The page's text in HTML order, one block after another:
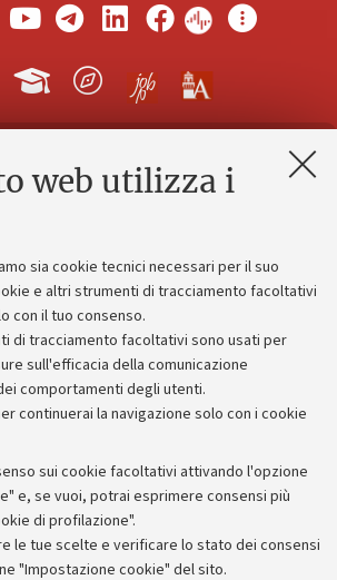
web utilizza i
sia cookie tecnici necessari per il suo
e altri strumenti di tracciamento facoltativi
con il tuo consenso.
di tracciamento facoltativi sono usati per
sull'efficacia della comunicazione
comportamenti degli utenti.
continuerai la navigazione solo con i cookie
sui cookie facoltativi attivando l'opzione
e, se vuoi, potrai esprimere consensi più
di profilazione".
le tue scelte e verificare lo stato dei consensi
"Impostazione cookie" del sito.
Contatti e PEC
Alumni community
Piano strategico
Bilanci
Donazioni e 5x1000
Bandi, gare e concorsi
Albo online
trasparente